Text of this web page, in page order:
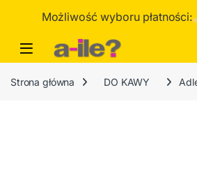
Możliwość wyboru płatności:
Strona główna DO KAWY